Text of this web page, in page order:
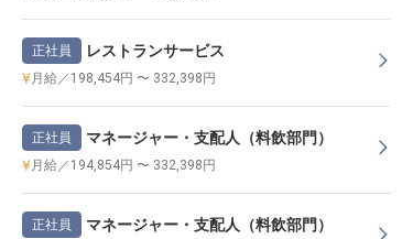
正社員 レストランサービス
月給／198,454円 〜 332,398円
正社員 マネージャー・支配人（料飲部門）
月給／194,854円 〜 332,398円
正社員 マネージャー・支配人（料飲部門）